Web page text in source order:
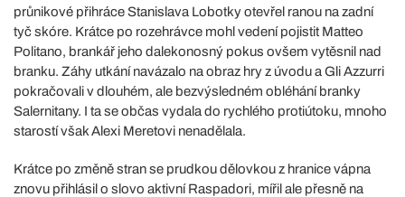
průnikové přihráce Stanislava Lobotky otevřel ranou na zadní
tyč skóre. Krátce po rozehrávce mohl vedení pojistit Matteo
Politano, brankář jeho dalekonosný pokus ovšem vytěsnil nad
branku. Záhy utkání navázalo na obraz hry z úvodu a Gli Azzurri
pokračovali v dlouhém, ale bezvýsledném obléhání branky
Salernitany. I ta se občas vydala do rychlého protiútoku, mnoho
starostí však Alexi Meretovi nenadělala.
Krátce po změně stran se prudkou dělovkou z hranice vápna
znovu přihlásil o slovo aktivní Raspadori, mířil ale přesně na